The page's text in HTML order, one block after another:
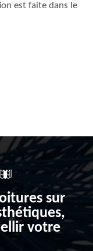
est faite dans le
sur
votre